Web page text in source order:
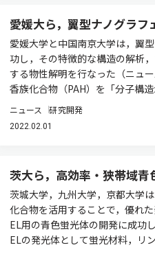
愛媛大ら，翼型ナノグラ
愛媛大学と中国南京大学は，翼
功し，その特徴的な構造の解析
する物性解明を行なった（ニュ
香族化合物（PAH）を「分子構
ニュース 研究開発
2022.02.01
茨大ら，高効率・狭帯域
茨城大学，九州大学，京都大学
化合物を活用することで，優れ
EL用の青色蛍光体の開発に成功
ELの発光体として蛍光材料，リ